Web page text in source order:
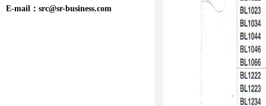
E-mail： src@sr-business.com